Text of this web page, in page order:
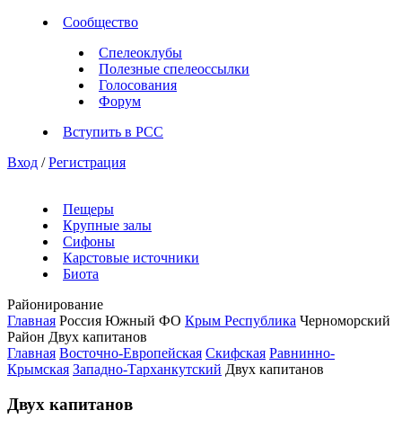
Сообщество
Спелеоклубы
Полезные спелеоссылки
Голосования
Форум
Вступить в РСС
Вход / Регистрация
Пещеры
Крупные залы
Сифоны
Карстовые источники
Биота
Районирование
Главная Россия Южный ФО Крым Республика Черноморский
Район Двух капитанов
Главная Восточно-Европейская Скифская Равнинно-
Крымская Западно-Тарханкутский Двух капитанов
Двух капитанов